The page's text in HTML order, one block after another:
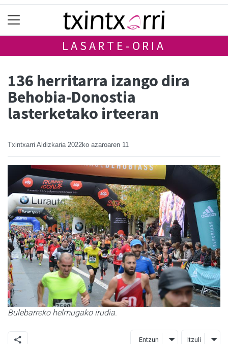
LASARTE-ORIA
136 herritarra izango dira
Behobia-Donostia
lasterketako irteeran
Txintxarri Aldizkaria 2022ko azaroaren 11
Bulebarreko helmugako irudia.
Entzun Itzuli